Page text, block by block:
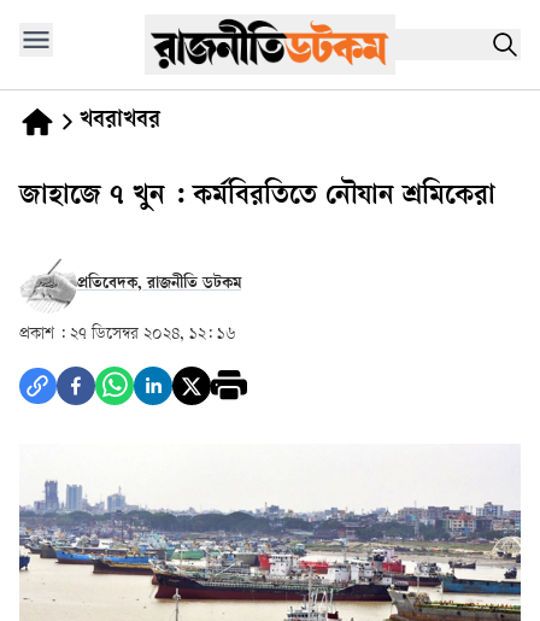
খবরাখবর
জাহাজে ৭ খুন : কর্মবিরতিতে নৌযান শ্রমিকেরা
প্রতিবেদক, রাজনীতি ডটকম
প্রকাশ : ২৭ ডিসেম্বর ২০২৪, ১২: ১৬